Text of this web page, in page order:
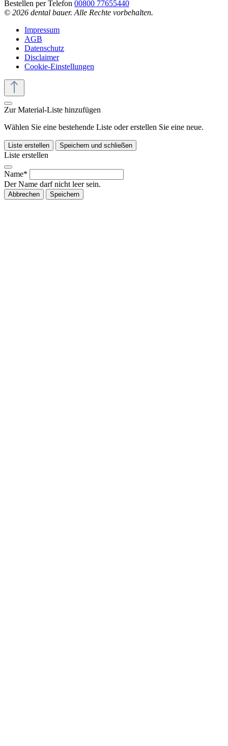
Bestellen per Telefon 00800 77655440
© 2026 dental bauer. Alle Rechte vorbehalten.
Impressum
AGB
Datenschutz
Disclaimer
Cookie-Einstellungen
Zur Material-Liste hinzufügen
Wählen Sie eine bestehende Liste oder erstellen Sie eine neue.
Liste erstellen Speichern und schließen
Liste erstellen
Name*
Der Name darf nicht leer sein.
Abbrechen Speichern